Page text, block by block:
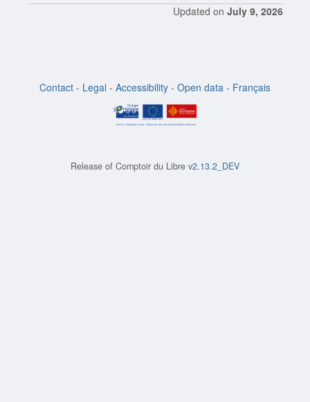
Updated on July 9, 2026
Contact - Legal - Accessibility - Open data - Français
Release of Comptoir du Libre v2.13.2_DEV